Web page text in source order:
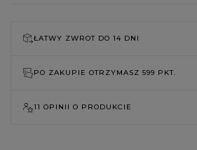
ŁATWY ZWROT DO 14 DNI
PO ZAKUPIE OTRZYMASZ 599 PKT.
11 OPINII O PRODUKCIE